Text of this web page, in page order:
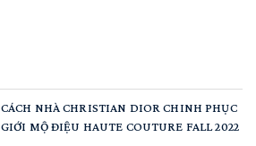
CÁCH NHÀ CHRISTIAN DIOR CHINH PHỤC
GIỚI MỘ ĐIỆU HAUTE COUTURE FALL 2022